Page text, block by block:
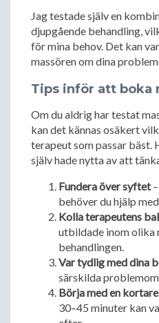
Jag testade själv en
djupgående behandling,
för mina behov. Det kan
massören om dina
Tips inför att boka
Om du aldrig har testat
kan det kännas osäkert
terapeut som passar bäst.
själv hade nytta av att
Fundera över syftet–
behöver du hjälp
Kolla terapeutens
utbildade inom olika
behandlingen.
Var tydlig med dina
särskilda
Börja med en
30–45 minuter kan